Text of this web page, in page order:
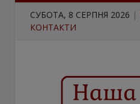
СУБОТА, 8 СЕРПНЯ 2026 |
КОНТАКТИ